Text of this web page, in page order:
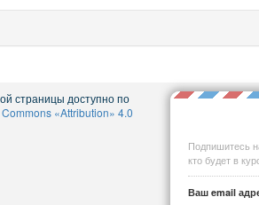
страницы доступно по
«Attribution» 4.0
Подпишитесь
кто будет в
Ваш email